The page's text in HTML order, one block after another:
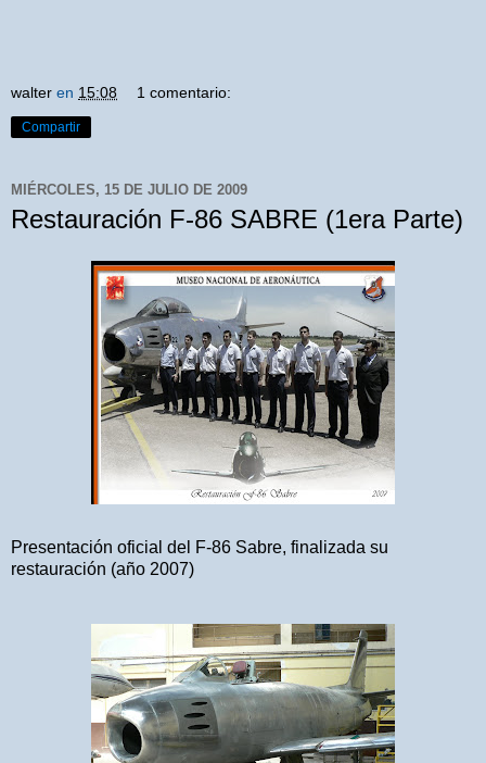
walter en 15:08 1 comentario:
Compartir
MIÉRCOLES, 15 DE JULIO DE 2009
Restauración F-86 SABRE (1era Parte)
Presentación oficial del F-86 Sabre, finalizada su
restauración (año 2007)